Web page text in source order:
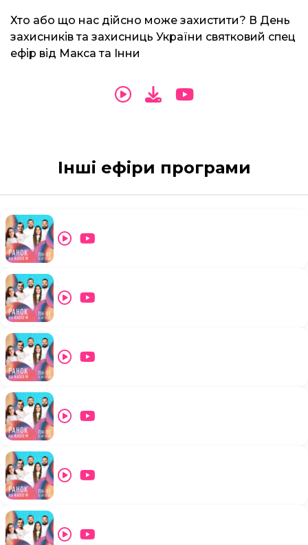
Хто або що нас дійсно може захистити? В День
захисників та захисниць України святковий спец
ефір від Макса та Інни
Інші ефіри програми